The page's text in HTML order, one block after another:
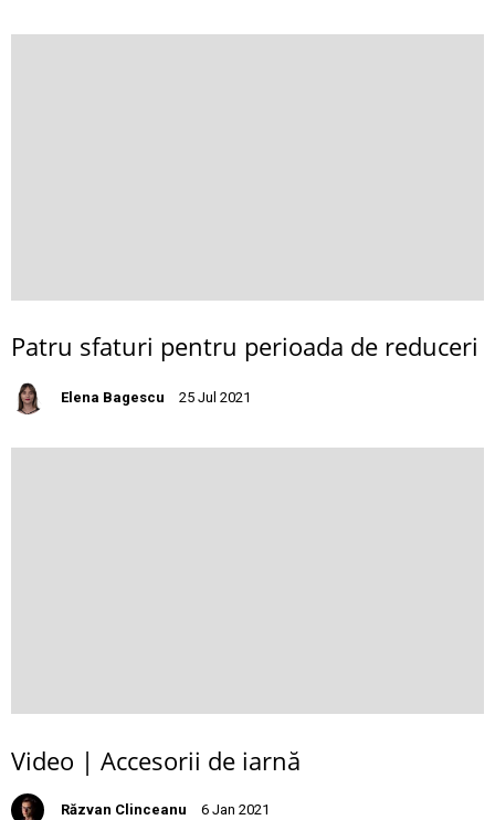
Patru sfaturi pentru perioada de reduceri
Elena Bagescu 25 Jul 2021
Video | Accesorii de iarnă
Răzvan Clinceanu 6 Jan 2021